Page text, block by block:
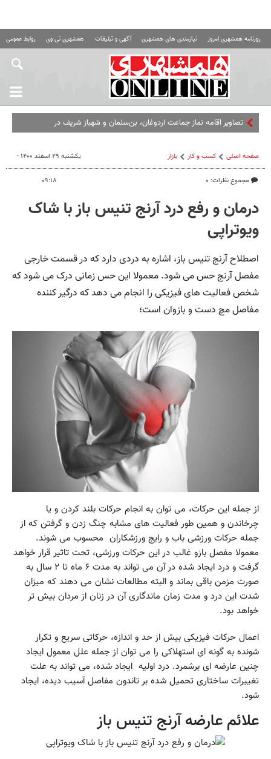
روزنامه همشهری امروز نیازمندی های همشهری آگهی و تبلیغات همشهری تی وی روابط عمومی
صفحه اصلی کسب و کار بازار
مجموع نظرات: ۰
یکشنبه ۲۹ اسفند ۱۴۰۰ -
۰۹:۱۸
درمان و رفع درد آرنج تنیس باز با شاک
ویوتراپی
اصطلاح آرنج تنیس باز، اشاره به دردی دارد که در قسمت خارجی
مفصل آرنج حس می شود. معمولا این حس زمانی درک می شود که
شخص فعالیت های فیزیکی را انجام می دهد که درگیر کننده
مفاصل مچ دست و بازوان است؛
از جمله این حرکات، می توان به انجام حرکات بلند کردن و یا
چرخاندن و همین طور فعالیت های مشابه چنگ زدن و گرفتن که از
جمله حرکات ورزشی باب و رایج ورزشکاران محسوب می شوند.
معمولا مفصل بازو غالب در این حرکات ورزشی، تحت تاثیر قرار خواهد
گرفت و درد ایجاد شده در آن می تواند به مدت ۶ ماه تا ۲ سال به
صورت مزمن باقی بماند و البته مطالعات نشان می دهند که میزان
شدت این درد و مدت زمان ماندگاری آن در زنان از مردان بیش تر
خواهد بود.
اعمال حرکات فیزیکی بیش از حد و اندازه، حرکاتی سریع و تکرار
شونده به گونه ای استهلاکی را می توان از جمله علل معمول ایجاد
چنین عارضه ای برشمرد. درد اولیه ایجاد شده، می تواند به علت
تغییرات ساختاری تحمیل شده بر تاندون مفاصل آسیب دیده، ایجاد
شود.
علائم عارضه آرنج تنیس باز